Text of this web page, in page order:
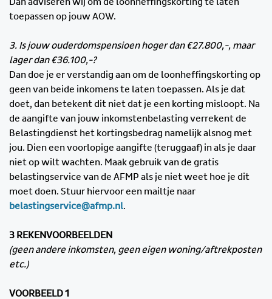
toepassen op jouw AOW.
3. Is jouw ouderdomspensioen hoger dan €27.800,-, maar
lager dan €36.100,-?
Dan doe je er verstandig aan om de loonheffingskorting op
geen van beide inkomens te laten toepassen. Als je dat
doet, dan betekent dit niet dat je een korting misloopt. Na
de aangifte van jouw inkomstenbelasting verrekent de
Belastingdienst het kortingsbedrag namelijk alsnog met
jou. Dien een voorlopige aangifte (teruggaaf) in als je daar
niet op wilt wachten. Maak gebruik van de gratis
belastingservice van de AFMP als je niet weet hoe je dit
moet doen. Stuur hiervoor een mailtje naar
belastingservice@afmp.nl.
3 REKENVOORBEELDEN
(geen andere inkomsten, geen eigen woning/aftrekposten
etc.)
VOORBEELD 1